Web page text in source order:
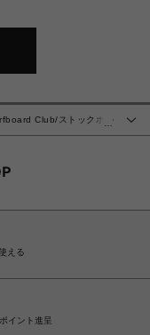
Club/ストックホル
える
イント進呈